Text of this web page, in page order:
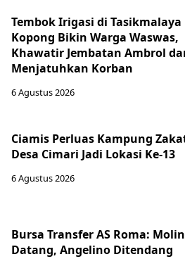
Tembok Irigasi di Tasikmalaya
Kopong Bikin Warga Waswas,
Khawatir Jembatan Ambrol
Menjatuhkan Korban
6 Agustus 2026
Ciamis Perluas Kampung
Desa Cimari Jadi Lokasi Ke-13
6 Agustus 2026
Bursa Transfer AS Roma:
Datang, Angelino Ditendang